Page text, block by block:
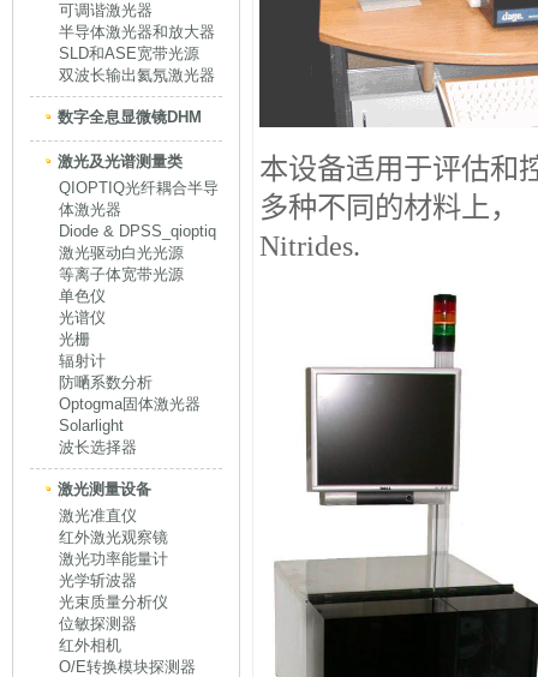
可调谐激光器
半导体激光器和放大器
SLD和ASE宽带光源
双波长输出氦氖激光器
数字全息显微镜DHM
激光及光谱测量类
QIOPTIQ光纤耦合半导
体激光器
Diode & DPSS_qioptiq
激光驱动白光光源
等离子体宽带光源
单色仪
光谱仪
光栅
辐射计
防嗮系数分析
Optogma固体激光器
Solarlight
波长选择器
激光测量设备
激光准直仪
红外激光观察镜
激光功率能量计
光学斩波器
光束质量分析仪
位敏探测器
红外相机
O/E转换模块探测器
本设备适用于评估和
多种不同的材料上
Nitrides.